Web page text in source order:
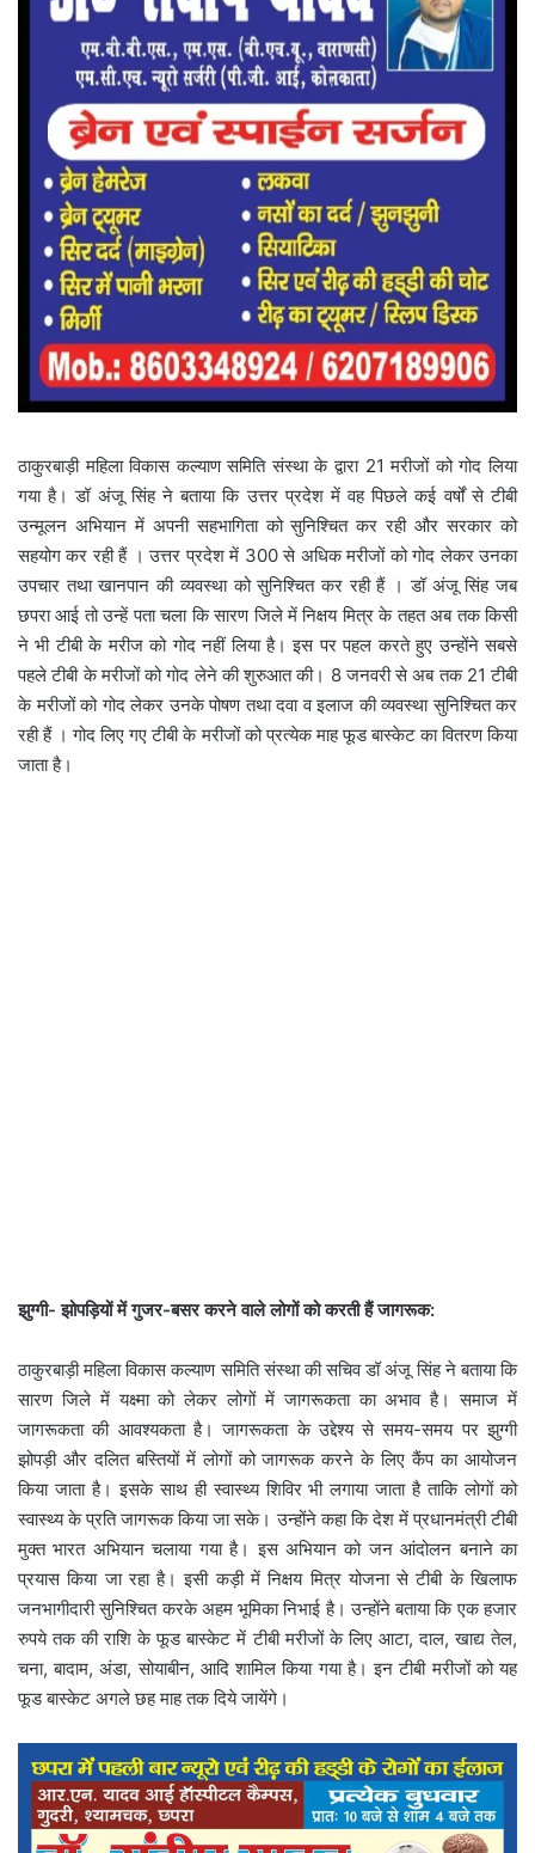
ठाकुरबाड़ी महिला विकास कल्याण समिति संस्था के द्वारा 21 मरीजों को गोद लिया
गया है। डॉ अंजू सिंह ने बताया कि उत्तर प्रदेश में वह पिछले कई वर्षों से टीबी
उन्मूलन अभियान में अपनी सहभागिता को सुनिश्चित कर रही और सरकार को
सहयोग कर रही हैं । उत्तर प्रदेश में 300 से अधिक मरीजों को गोद लेकर उनका
उपचार तथा खानपान की व्यवस्था को सुनिश्चित कर रही हैं । डॉ अंजू सिंह जब
छपरा आई तो उन्हें पता चला कि सारण जिले में निक्षय मित्र के तहत अब तक किसी
ने भी टीबी के मरीज को गोद नहीं लिया है। इस पर पहल करते हुए उन्होंने सबसे
पहले टीबी के मरीजों को गोद लेने की शुरुआत की। 8 जनवरी से अब तक 21 टीबी
के मरीजों को गोद लेकर उनके पोषण तथा दवा व इलाज की व्यवस्था सुनिश्चित कर
रही हैं । गोद लिए गए टीबी के मरीजों को प्रत्येक माह फूड बास्केट का वितरण किया
जाता है।
झुग्गी- झोपड़ियों में गुजर-बसर करने वाले लोगों को करती हैं जागरूक:
ठाकुरबाड़ी महिला विकास कल्याण समिति संस्था की सचिव डॉ अंजू सिंह ने बताया कि
सारण जिले में यक्ष्मा को लेकर लोगों में जागरूकता का अभाव है। समाज में
जागरूकता की आवश्यकता है। जागरूकता के उद्देश्य से समय-समय पर झुग्गी
झोपड़ी और दलित बस्तियों में लोगों को जागरूक करने के लिए कैंप का आयोजन
किया जाता है। इसके साथ ही स्वास्थ्य शिविर भी लगाया जाता है ताकि लोगों को
स्वास्थ्य के प्रति जागरूक किया जा सके। उन्होंने कहा कि देश में प्रधानमंत्री टीबी
मुक्त भारत अभियान चलाया गया है। इस अभियान को जन आंदोलन बनाने का
प्रयास किया जा रहा है। इसी कड़ी में निक्षय मित्र योजना से टीबी के खिलाफ
जनभागीदारी सुनिश्चित करके अहम भूमिका निभाई है। उन्होंने बताया कि एक हजार
रुपये तक की राशि के फूड बास्केट में टीबी मरीजों के लिए आटा, दाल, खाद्य तेल,
चना, बादाम, अंडा, सोयाबीन, आदि शामिल किया गया है। इन टीबी मरीजों को यह
फूड बास्केट अगले छह माह तक दिये जायेंगे।